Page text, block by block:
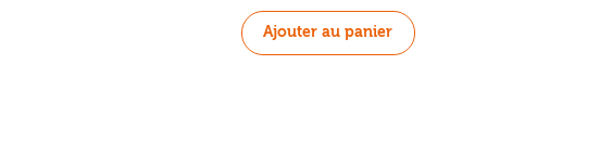
Ajouter au panier